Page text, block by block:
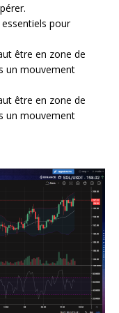
pour
être en zone de
un mouvement
être en zone de
un mouvement